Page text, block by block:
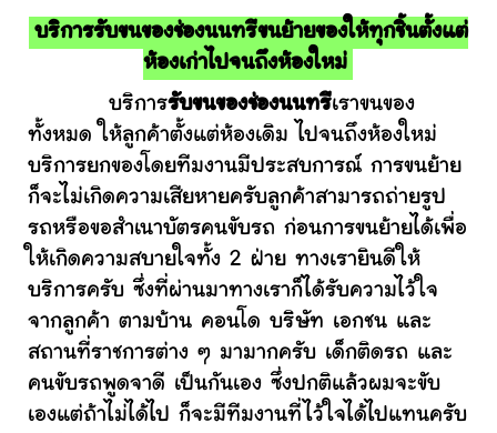
บริการรับขนของช่องนนทรีขนย้ายของให้ทุกชิ้นตั้งแต่
ห้องเก่าไปจนถึงห้องใหม่
บริการรับขนของช่องนนทรีเราขนของ
ทั้งหมด ให้ลูกค้าตั้งแต่ห้องเดิม ไปจนถึงห้องใหม่
บริการยกของโดยทีมงานมีประสบการณ์ การขนย้าย
ก็จะไม่เกิดความเสียหายครับลูกค้าสามารถถ่ายรูป
รถหรือขอสำเนาบัตรคนขับรถ ก่อนการขนย้ายได้เพื่อ
ให้เกิดความสบายใจทั้ง 2 ฝ่าย ทางเรายินดีให้
บริการครับ ซึ่งที่ผ่านมาทางเราก็ได้รับความไว้ใจ
จากลูกค้า ตามบ้าน คอนโด บริษัท เอกชน และ
สถานที่ราชการต่าง ๆ มามากครับ เด็กติดรถ และ
คนขับรถพูดจาดี เป็นกันเอง ซึ่งปกติแล้วผมจะขับ
เองแต่ถ้าไม่ได้ไป ก็จะมีทีมงานที่ไว้ใจได้ไปแทนครับ